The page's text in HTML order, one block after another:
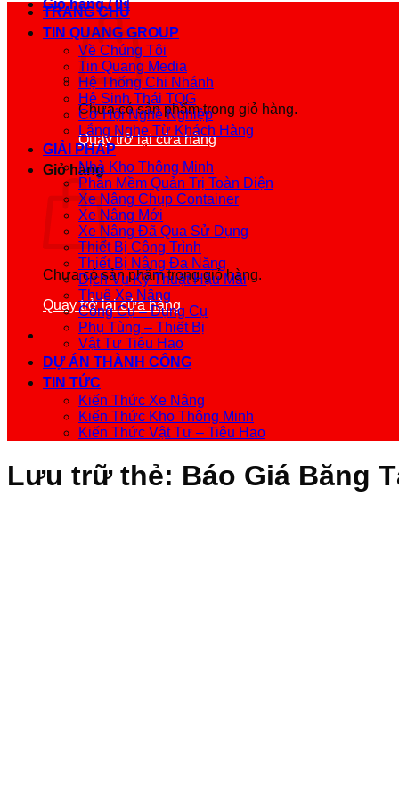
Giỏ hàng /0₫
Chưa có sản phẩm trong giỏ hàng.
Quay trở lại cửa hàng
Giỏ hàng
Chưa có sản phẩm trong giỏ hàng.
Quay trở lại cửa hàng
TRANG CHỦ
TIN QUANG GROUP
Về Chúng Tôi
Tin Quang Media
Hệ Thống Chi Nhánh
Hệ Sinh Thái TQG
Cơ Hội Nghề Nghiệp
Lắng Nghe Từ Khách Hàng
GIẢI PHÁP
Nhà Kho Thông Minh
Phần Mềm Quản Trị Toàn Diện
Xe Nâng Chụp Container
Xe Nâng Mới
Xe Nâng Đã Qua Sử Dụng
Thiết Bị Công Trình
Thiết Bị Nâng Đa Năng
Dịch Vụ Kỹ Thuật Hậu Mãi
Thuê Xe Nâng
Công Cụ – Dụng Cụ
Phụ Tùng – Thiết Bị
Vật Tư Tiêu Hao
DỰ ÁN THÀNH CÔNG
TIN TỨC
Kiến Thức Xe Nâng
Kiến Thức Kho Thông Minh
Kiến Thức Vật Tư – Tiêu Hao
Lưu trữ thẻ: Báo Giá Băng